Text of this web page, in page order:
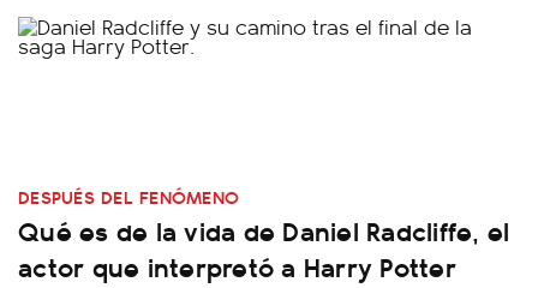
DESPUÉS DEL FENÓMENO
Qué es de la vida de Daniel Radcliffe, el
actor que interpretó a Harry Potter